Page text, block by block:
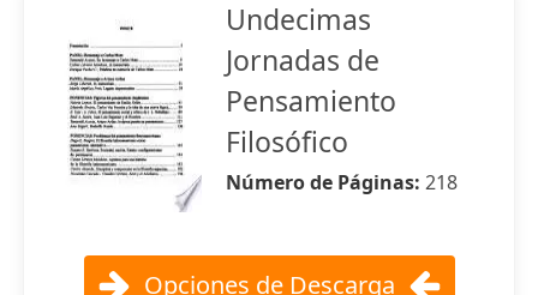
Undecimas
Jornadas de
Pensamiento
Filosófico
Número de Páginas: 218
Opciones de Descarga